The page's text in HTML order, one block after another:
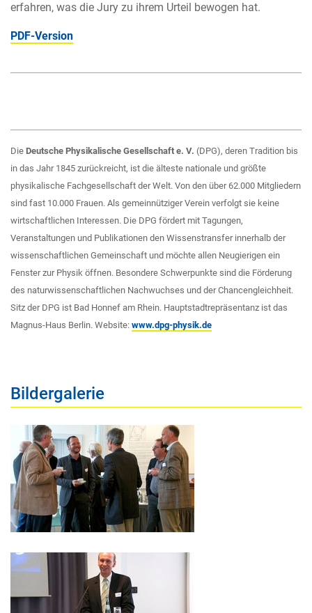
erfahren, was die Jury zu ihrem Urteil bewogen hat.
PDF-Version
Die Deutsche Physikalische Gesellschaft e. V. (DPG), deren Tradition bis
in das Jahr 1845 zurückreicht, ist die älteste nationale und größte
physikalische Fachgesellschaft der Welt. Von den über 62.000 Mitgliedern
sind fast 10.000 Frauen. Als gemeinnütziger Verein verfolgt sie keine
wirtschaftlichen Interessen. Die DPG fördert mit Tagungen,
Veranstaltungen und Publikationen den Wissenstransfer innerhalb der
wissenschaftlichen Gemeinschaft und möchte allen Neugierigen ein
Fenster zur Physik öffnen. Besondere Schwerpunkte sind die Förderung
des naturwissenschaftlichen Nachwuchses und der Chancengleichheit.
Sitz der DPG ist Bad Honnef am Rhein. Hauptstadtrepräsentanz ist das
Magnus-Haus Berlin. Website: www.dpg-physik.de
Bildergalerie